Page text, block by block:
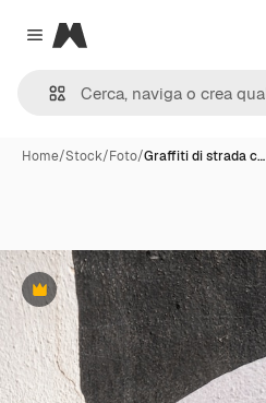
Close menu
Magnific
Home/Stock/Foto/Graffiti di strada c…
Premium